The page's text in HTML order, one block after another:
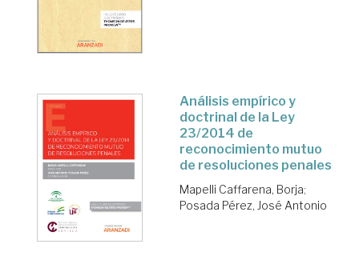
Análisis empírico y
doctrinal de la Ley
23/2014 de
reconocimiento mutuo
de resoluciones penales
Mapelli Caffarena, Borja;
Posada Pérez, José Antonio